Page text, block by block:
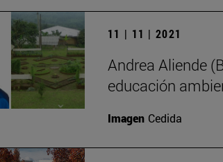
11 | 11 | 2021
Andrea Aliende
educación
Imagen Cedida